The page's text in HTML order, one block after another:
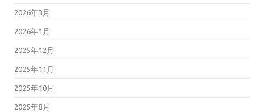
2026年3月
2026年1月
2025年12月
2025年11月
2025年10月
2025年8月